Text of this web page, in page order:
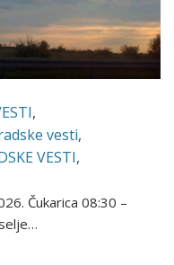
,
vesti,
VESTI,
Čukarica 08:30 –